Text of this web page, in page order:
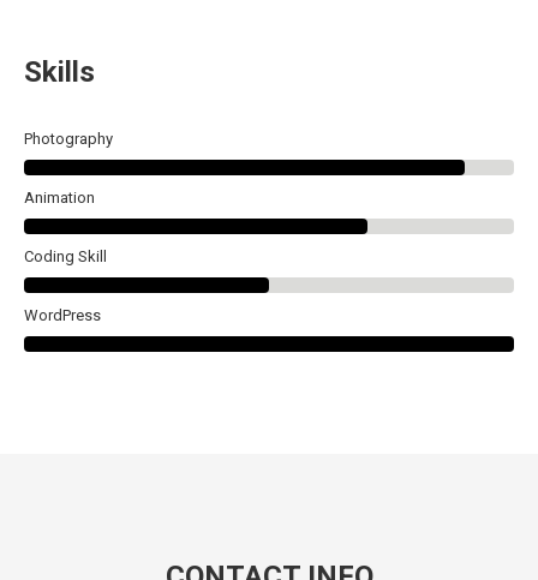
Skills
Photography
Animation
Coding Skill
WordPress